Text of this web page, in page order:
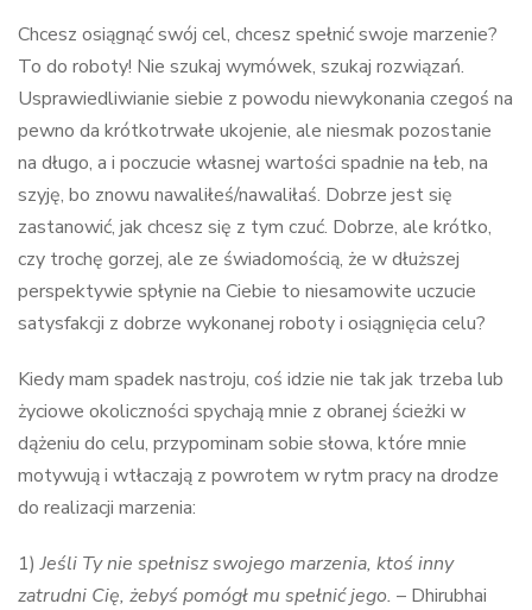
Chcesz osiągnąć swój cel, chcesz spełnić swoje marzenie?
To do roboty! Nie szukaj wymówek, szukaj rozwiązań.
Usprawiedliwianie siebie z powodu niewykonania czegoś na
pewno da krótkotrwałe ukojenie, ale niesmak pozostanie
na długo, a i poczucie własnej wartości spadnie na łeb, na
szyję, bo znowu nawaliłeś/nawaliłaś. Dobrze jest się
zastanowić, jak chcesz się z tym czuć. Dobrze, ale krótko,
czy trochę gorzej, ale ze świadomością, że w dłuższej
perspektywie spłynie na Ciebie to niesamowite uczucie
satysfakcji z dobrze wykonanej roboty i osiągnięcia celu?
Kiedy mam spadek nastroju, coś idzie nie tak jak trzeba lub
życiowe okoliczności spychają mnie z obranej ścieżki w
dążeniu do celu, przypominam sobie słowa, które mnie
motywują i wtłaczają z powrotem w rytm pracy na drodze
do realizacji marzenia:
1)Jeśli Ty nie spełnisz swojego marzenia, ktoś inny
zatrudni Cię, żebyś pomógł mu spełnić jego. – Dhirubhai